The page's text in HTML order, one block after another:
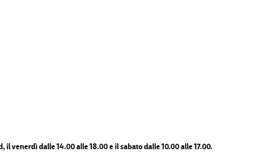
venerdì dalle 14.00 alle 18.00 e il sabato dalle 10.00 alle 17.00.